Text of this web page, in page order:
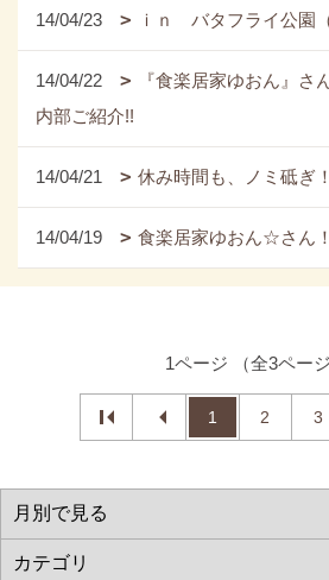
14/04/23 ｉｎ バタフライ公園
14/04/22
『食楽居家ゆおん』さ
内部ご紹介!!
14/04/21 休み時間も、ノミ砥ぎ
14/04/19 食楽居家ゆおん☆さん
1ページ （全3ページ
1 2 3